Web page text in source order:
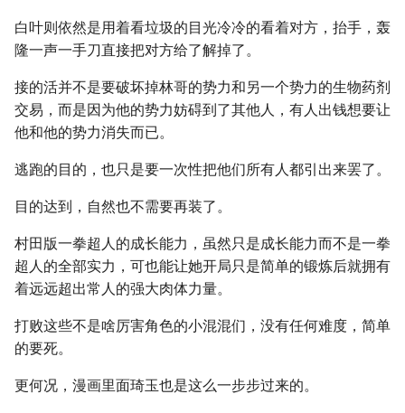
白叶则依然是用着看垃圾的目光冷冷的看着对方，抬手，轰
隆一声一手刀直接把对方给了解掉了。
接的活并不是要破坏掉林哥的势力和另一个势力的生物药剂
交易，而是因为他的势力妨碍到了其他人，有人出钱想要让
他和他的势力消失而已。
逃跑的目的，也只是要一次性把他们所有人都引出来罢了。
目的达到，自然也不需要再装了。
村田版一拳超人的成长能力，虽然只是成长能力而不是一拳
超人的全部实力，可也能让她开局只是简单的锻炼后就拥有
着远远超出常人的强大肉体力量。
打败这些不是啥厉害角色的小混混们，没有任何难度，简单
的要死。
更何况，漫画里面琦玉也是这么一步步过来的。